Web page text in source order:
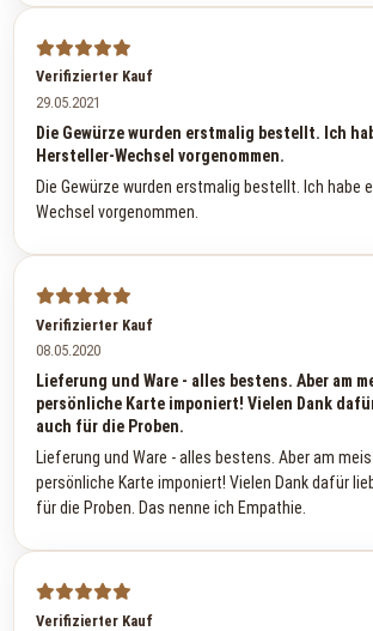
Verifizierter Kauf
29.05.2021
Die Gewürze wurden erstmalig bestellt. Ich
Hersteller-Wechsel vorgenommen.
Die Gewürze wurden erstmalig bestellt. Ich habe
Wechsel vorgenommen.
Verifizierter Kauf
08.05.2020
Lieferung und Ware - alles bestens. Aber am
persönliche Karte imponiert! Vielen Dank
auch für die Proben.
Lieferung und Ware - alles bestens. Aber am
persönliche Karte imponiert! Vielen Dank dafür
für die Proben. Das nenne ich Empathie.
Verifizierter Kauf